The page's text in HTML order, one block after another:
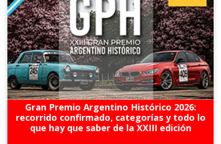
Gran Premio Argentino Histórico 2026:
recorrido confirmado, categorías y todo lo
que hay que saber de la XXIII edición